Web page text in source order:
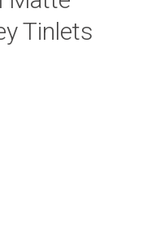
Tinlets